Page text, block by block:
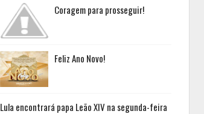
Coragem para prosseguir!
Feliz Ano Novo!
Lula encontrará papa Leão XIV na segunda-feira